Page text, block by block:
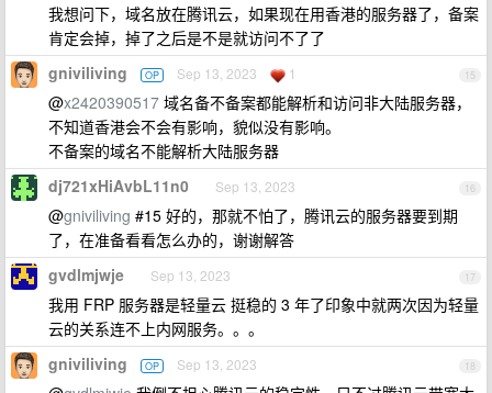
我想问下，域名放在腾讯云，如果现在用香港的服务器了，备案
肯定会掉，掉了之后是不是就访问不了了
15
gniviliving OP Sep 13, 2023 1
@x2420390517 域名备不备案都能解析和访问非大陆服务器，
不知道香港会不会有影响，貌似没有影响。
不备案的域名不能解析大陆服务器
16
dj721xHiAvbL11n0 Sep 13, 2023
@gniviliving #15 好的，那就不怕了，腾讯云的服务器要到期
了，在准备看看怎么办的，谢谢解答
17
gvdlmjwje Sep 13, 2023
我用 FRP 服务器是轻量云 挺稳的 3 年了印象中就两次因为轻量
云的关系连不上内网服务。。。
18
gniviliving OP Sep 13, 2023